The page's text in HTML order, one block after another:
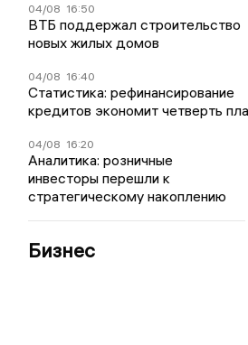
04/08 16:50
ВТБ поддержал строительство
новых жилых домов
04/08 16:40
Статистика: рефинансирование
кредитов экономит четверть
04/08 16:20
Аналитика: розничные
инвесторы перешли к
стратегическому накоплению
Бизнес